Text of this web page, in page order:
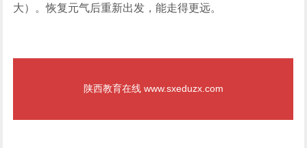
大）。恢复元气后重新出发，能走得更远。
陕西教育在线 www.sxeduzx.com